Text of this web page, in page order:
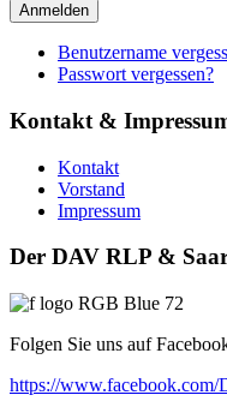
Anmelden
Benutzername
Passwort vergessen?
Kontakt &
Kontakt
Vorstand
Impressum
Der DAV RLP &
Folgen Sie uns auf
https://